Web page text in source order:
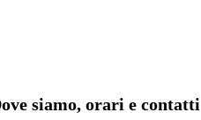
siamo, orari e contatti